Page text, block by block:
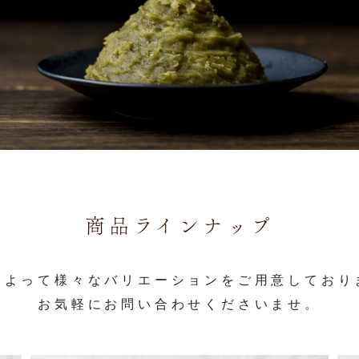
商品ラインナップ
よって様々なバリエーションを ご用意しており
お気軽に お問い合わせくださいませ。